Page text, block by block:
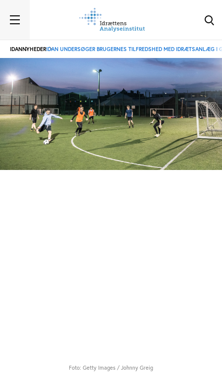
IDANNYHEDERIDAN UNDERSØGER BRUGERNES TILFREDSHED MED IDRÆTSANLÆG I
Foto: Getty Images / Johnny Greig